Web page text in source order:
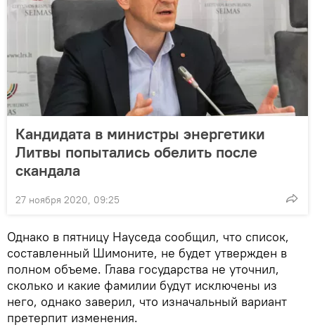
Кандидата в министры энергетики
Литвы попытались обелить после
скандала
27 ноября 2020, 09:25
Однако в пятницу Науседа сообщил, что список,
составленный Шимоните, не будет утвержден в
полном объеме. Глава государства не уточнил,
сколько и какие фамилии будут исключены из
него, однако заверил, что изначальный вариант
претерпит изменения.